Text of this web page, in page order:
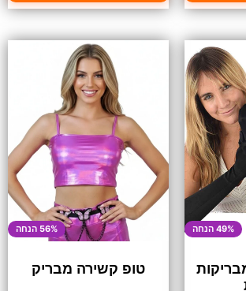
49% הנחה 56% הנחה
טופ קשירה מבריק